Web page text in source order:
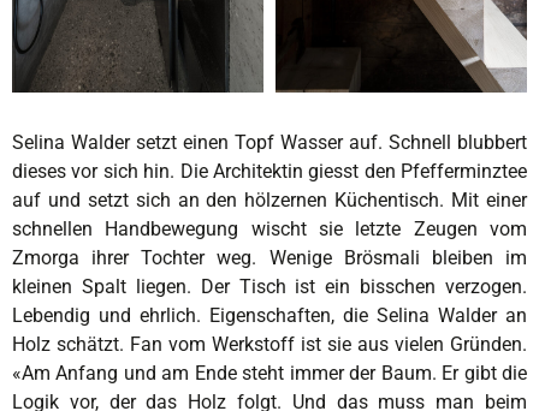
Selina Walder setzt einen Topf Wasser auf. Schnell blubbert
dieses vor sich hin. Die Architektin giesst den Pfefferminztee
auf und setzt sich an den hölzernen Küchentisch. Mit einer
schnellen Handbewegung wischt sie letzte Zeugen vom
Zmorga ihrer Tochter weg. Wenige Brösmali bleiben im
kleinen Spalt liegen. Der Tisch ist ein bisschen verzogen.
Lebendig und ehrlich. Eigenschaften, die Selina Walder an
Holz schätzt. Fan vom Werkstoff ist sie aus vielen Gründen.
«Am Anfang und am Ende steht immer der Baum. Er gibt die
Logik vor, der das Holz folgt. Und das muss man beim